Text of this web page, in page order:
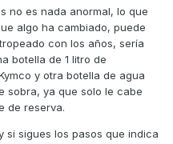
no es nada anormal, lo que
algo ha cambiado, puede
con los años, sería
botella de 1 litro de
y otra botella de agua
sobra, ya que solo le cabe
de reserva.
si sigues los pasos que indica